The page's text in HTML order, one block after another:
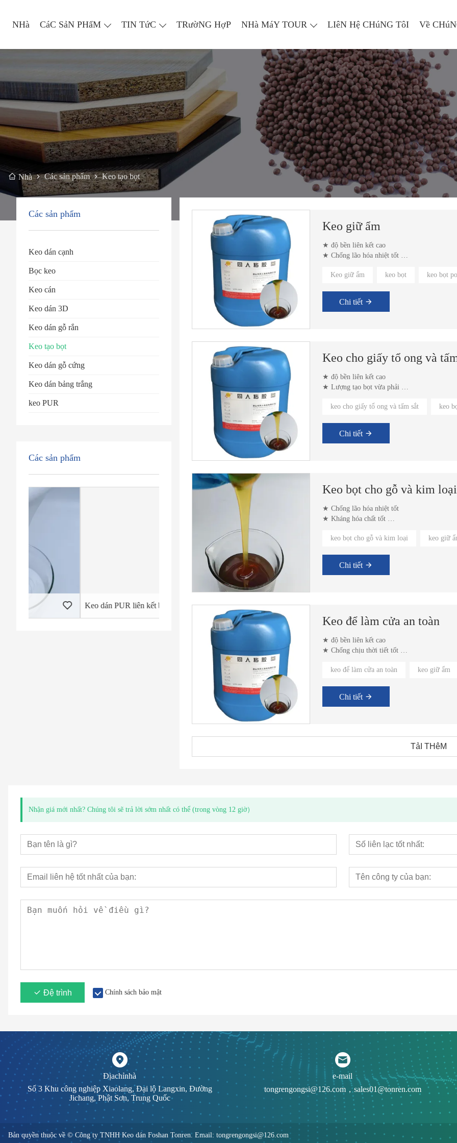
NHà CáC SảN PHẩM TIN TứC TRườNG HợP NHà MáY TOUR LIêN Hệ CHúNG TôI Về
Nhà Các sản phẩm Keo tạo bọt
Các sản phẩm
Keo dán cạnh
Bọc keo
Keo cán
Keo dán 3D
Keo dán gỗ rắn
Keo tạo bọt
Keo dán gỗ cứng
Keo dán bảng trắng
keo PUR
Các sản phẩm
Keo dán PUR liên kết ban đầu cao Keo dán cạnh không cần keo
Keo giữ ẩm
★ độ bền liên kết cao
★ Chống lão hóa nhiệt tốt
Keo giữ ẩm
keo bọt keo bọt
Chi tiết
Keo cho giấy tổ ong và
★ độ bền liên kết cao
★ Lượng tạo bọt vừa phải
keo cho giấy tổ ong và tấm sắt
keo
Chi tiết
Keo bọt cho gỗ và kim loại
★ Chống lão hóa nhiệt tốt
★ Kháng hóa chất tốt
keo bọt cho gỗ và kim loại
keo giữ
Chi tiết
Keo để làm cửa an toàn
★ độ bền liên kết cao
★ Chống chịu thời tiết tốt
keo để làm cửa an toàn
keo giữ ẩm
Chi tiết
TảI THêM
Nhận giá mới nhất? Chúng tôi sẽ trả lời sớm nhất có thể (trong vòng 12 giờ）
Đệ trình Chính sách bảo mật
Địachỉnhà
Số 3 Khu công nghiệp Xiaolang, Đại lộ Langxin, Đường
Jichang, Phật Sơn, Trung Quốc
e-mail
tongrengongsi@126.com，sales01@tonren.com
Bản quyền thuộc về © Công ty TNHH Keo dán Foshan Tonren. Email: tongrengongsi@126.com